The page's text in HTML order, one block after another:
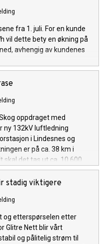
fra 1. juli. For en kunde
vil dette bety en økning på
avhengig av kundenes
oppdraget med
ny 132kV luftledning
i Lindesnes og
er på ca. 38 km i
skal det tas ut ca. 10.600
stadig viktigere
og etterspørselen etter
Glitre Nett blir vårt
og pålitelig strøm til